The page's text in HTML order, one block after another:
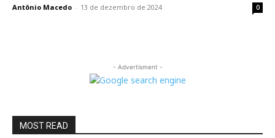
Antônio Macedo - 13 de dezembro de 2024 0
- Advertisment -
MOST READ